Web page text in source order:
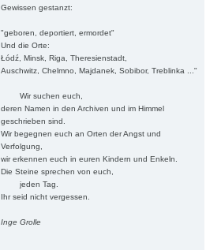
Gewissen gestanzt:
"geboren, deportiert, ermordet"
Und die Orte:
Łódź, Minsk, Riga, Theresienstadt,
Auschwitz, Chelmno, Majdanek, Sobibor, Treblinka ..."
Wir suchen euch,
deren Namen in den Archiven und im Himmel
geschrieben sind.
Wir begegnen euch an Orten der Angst und
Verfolgung,
wir erkennen euch in euren Kindern und Enkeln.
Die Steine sprechen von euch,
jeden Tag.
Ihr seid nicht vergessen.
Inge Grolle